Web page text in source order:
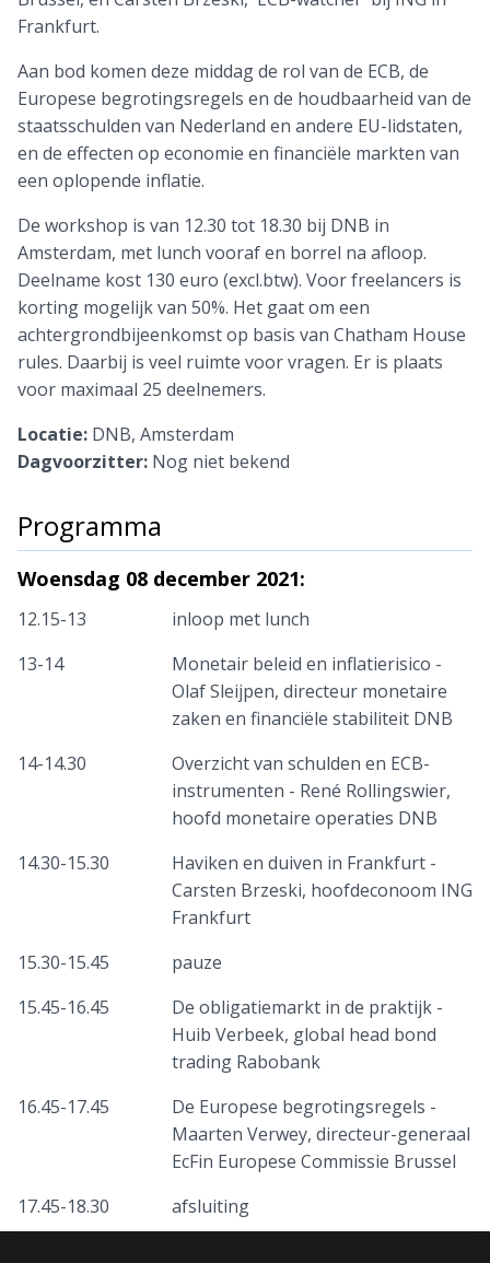
Frankfurt.
Aan bod komen deze middag de rol van de ECB, de
Europese begrotingsregels en de houdbaarheid van de
staatsschulden van Nederland en andere EU-lidstaten,
en de effecten op economie en financiële markten van
een oplopende inflatie.
De workshop is van 12.30 tot 18.30 bij DNB in
Amsterdam, met lunch vooraf en borrel na afloop.
Deelname kost 130 euro (excl.btw). Voor freelancers is
korting mogelijk van 50%. Het gaat om een
achtergrondbijeenkomst op basis van Chatham House
rules. Daarbij is veel ruimte voor vragen. Er is plaats
voor maximaal 25 deelnemers.
Locatie: DNB, Amsterdam
Dagvoorzitter: Nog niet bekend
Programma
Woensdag 08 december 2021:
12.15-13
inloop met lunch
13-14
Monetair beleid en inflatierisico -
Olaf Sleijpen, directeur monetaire
zaken en financiële stabiliteit DNB
14-14.30
Overzicht van schulden en ECB-
instrumenten - René Rollingswier,
hoofd monetaire operaties DNB
14.30-15.30
Haviken en duiven in Frankfurt -
Carsten Brzeski, hoofdeconoom ING
Frankfurt
15.30-15.45
pauze
15.45-16.45
De obligatiemarkt in de praktijk -
Huib Verbeek, global head bond
trading Rabobank
16.45-17.45
De Europese begrotingsregels -
Maarten Verwey, directeur-generaal
EcFin Europese Commissie Brussel
17.45-18.30
afsluiting